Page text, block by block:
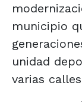
municipio
unidad
varias